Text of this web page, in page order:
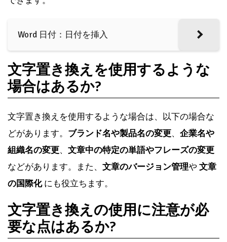
Word 日付：日付を挿入
文字置き換えを使用するような
場合はあるか?
文字置き換えを使用するような場合は、以下の場合な
どがあります。 ブランド名や製品名の変更、 企業名や
組織名の変更、 文章中の特定の単語やフレーズの変更
などがあります。また、 文章のバージョン管理や文章
の国際化にも役立ちます。
文字置き換えの使用に注意が必
要な点はあるか?